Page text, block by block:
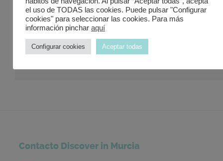
Contacto Discover in Murcia
el uso de TODAS las cookies. Puede pulsar "Configurar
cookies" para seleccionar las cookies. Para más
información pinchar aquí
Configurar cookies Aceptar todas